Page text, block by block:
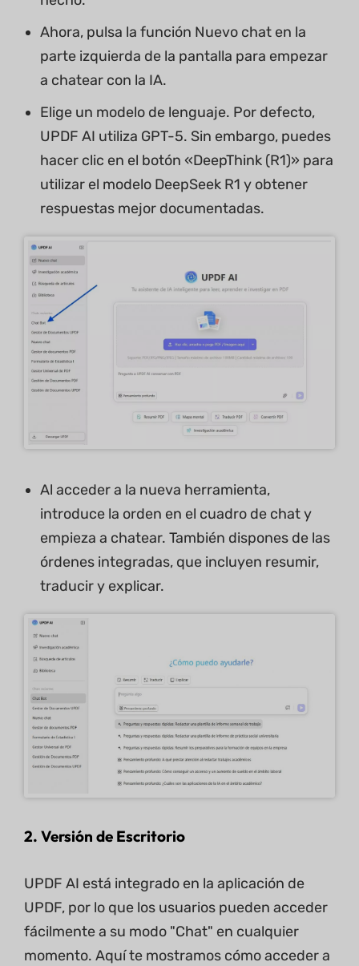
Ahora, pulsa la función Nuevo chat en la
parte izquierda de la pantalla para empezar
a chatear con la IA.
Elige un modelo de lenguaje. Por defecto,
UPDF AI utiliza GPT-5. Sin embargo, puedes
hacer clic en el botón «DeepThink (R1)» para
utilizar el modelo DeepSeek R1 y obtener
respuestas mejor documentadas.
Al acceder a la nueva herramienta,
introduce la orden en el cuadro de chat y
empieza a chatear. También dispones de las
órdenes integradas, que incluyen resumir,
traducir y explicar.
2. Versión de Escritorio
UPDF AI está integrado en la aplicación de
UPDF, por lo que los usuarios pueden acceder
fácilmente a su modo "Chat" en cualquier
momento. Aquí te mostramos cómo acceder a